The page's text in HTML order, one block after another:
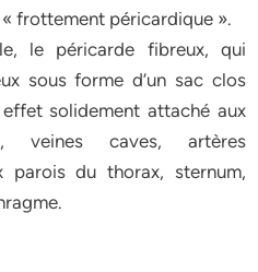
frottement péricardique ».
le péricarde fibreux, qui
sous forme d’un sac clos
solidement attaché aux
veines caves, artères
parois du thorax, sternum,